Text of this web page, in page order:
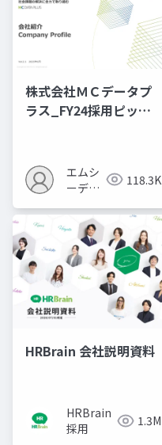
株式会社ＭＣデータプ
ラス_FY24採用ピッチ
エムシ
ーディ
ー株式
会社
118.3K
HRBrain 会社説明資料
HRBrain
採用
1.3M